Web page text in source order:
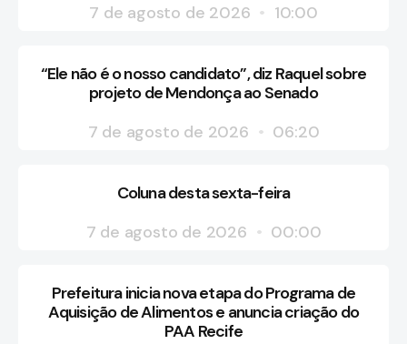
7 de agosto de 2026
10:00
“Ele não é o nosso candidato”, diz Raquel sobre
projeto de Mendonça ao Senado
7 de agosto de 2026
06:20
Coluna desta sexta-feira
7 de agosto de 2026
00:00
Prefeitura inicia nova etapa do Programa de
Aquisição de Alimentos e anuncia criação do
PAA Recife